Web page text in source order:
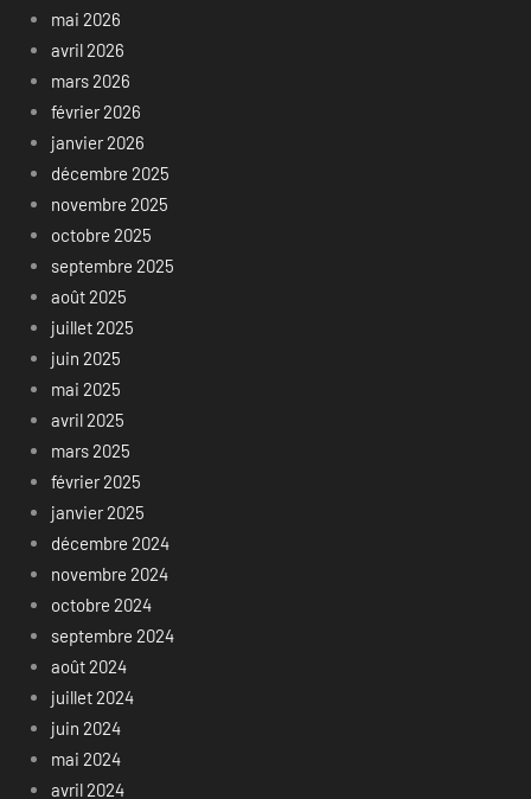
mai 2026
avril 2026
mars 2026
février 2026
janvier 2026
décembre 2025
novembre 2025
octobre 2025
septembre 2025
août 2025
juillet 2025
juin 2025
mai 2025
avril 2025
mars 2025
février 2025
janvier 2025
décembre 2024
novembre 2024
octobre 2024
septembre 2024
août 2024
juillet 2024
juin 2024
mai 2024
avril 2024